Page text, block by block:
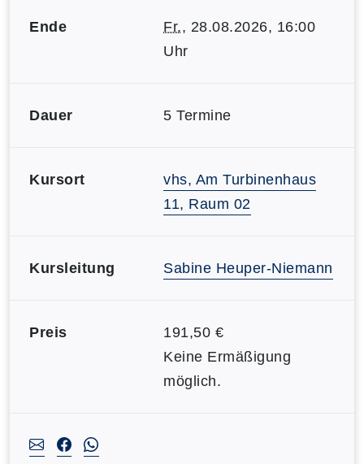
Ende Fr., 28.08.2026, 16:00
Uhr
Dauer 5 Termine
Kursort
vhs, Am Turbinenhaus
11, Raum 02
Kursleitung Sabine Heuper-Niemann
Preis
191,50 €
Keine Ermäßigung
möglich.